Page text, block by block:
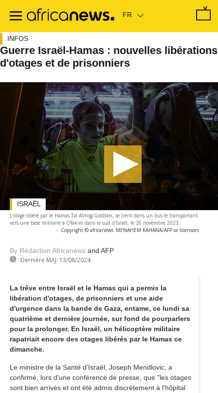
contenu
INFOS
Guerre Israël-Hamas : nouvelles libérations
d'otages et de prisonniers
L'otage libéré par le Hamas Tal Almog-Goldstei, se tient dans un bus le transportant
vers une base militaire à Ofakim dans le sud d'Israël, le 26 novembre 2023.
- Copyright © africanews MENAHEM KAHANA/AFP or licensors
By Rédaction Africanews and AFP
Dernière MAJ: 13/08/2024
ISRAËL
La trêve entre Israël et le Hamas qui a permis la
libération d'otages, de prisonniers et une aide
d'urgence dans la bande de Gaza, entame, ce lundi sa
quatrième et dernière journée, sur fond de pourparlers
pour la prolonger. En Israël, un hélicoptère militaire
rapatriait encore des otages libérés par le Hamas ce
dimanche.
Le ministre de la Santé d'Israël, Joseph Mendlovic, a
confirmé, lors d'une conférence de presse, que "les otages
sont bien arrivés et ont été admis discrètement à l'hôpital